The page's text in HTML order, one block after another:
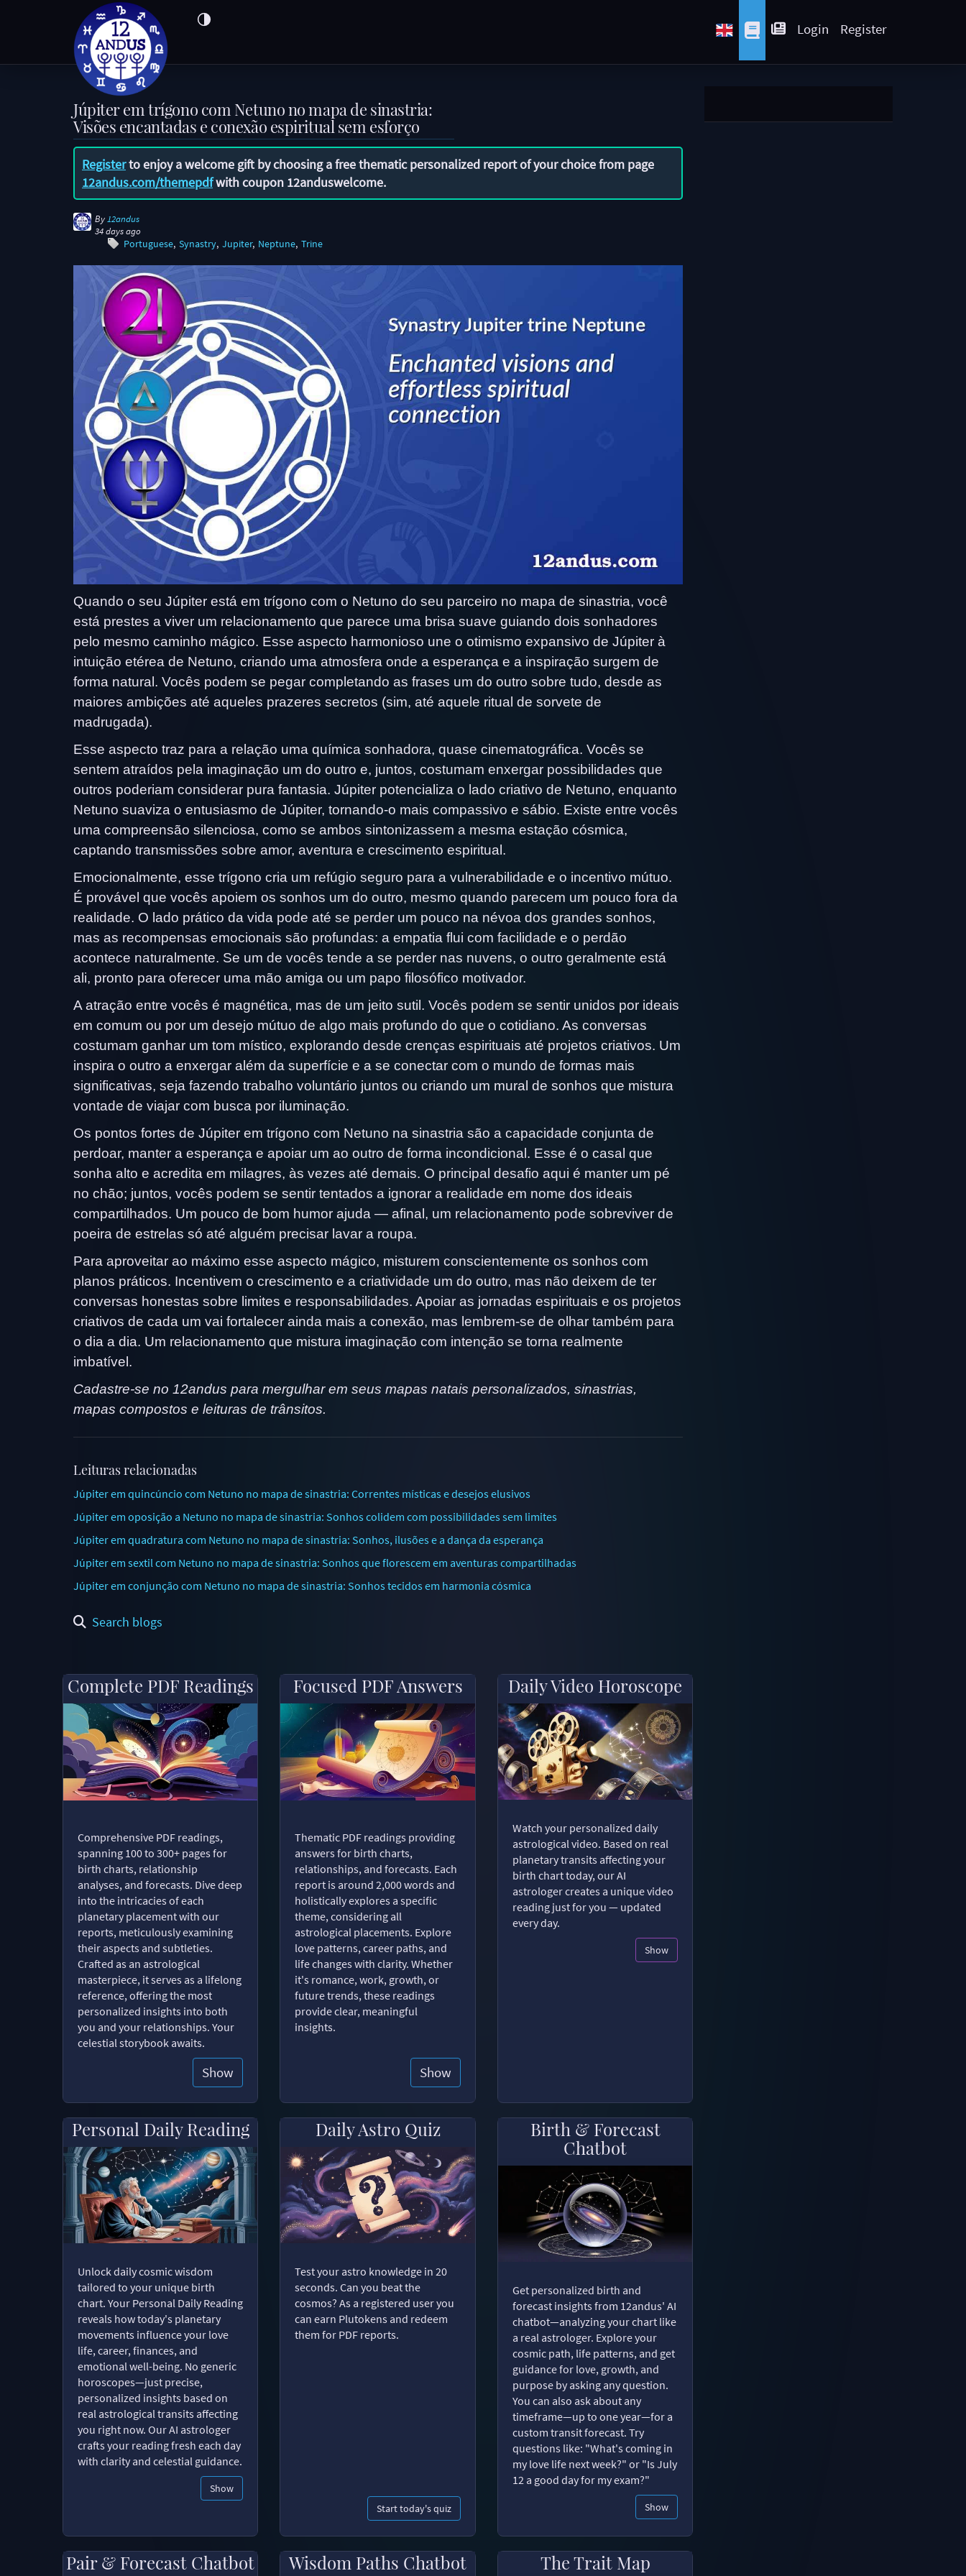
Login Register
Júpiter em trígono com Netuno no mapa de sinastria:
Visões encantadas e conexão espiritual sem esforço
Registerto enjoy a welcome gift by choosing a free thematic personalized report of your choice from page
12andus.com/themepdfwith coupon 12anduswelcome.
By 12andus
34 days ago
Portuguese Synastry Jupiter Neptune Trine
Quando o seu Júpiter está em trígono com o Netuno do seu parceiro no mapa de sinastria, você
está prestes a viver um relacionamento que parece uma brisa suave guiando dois sonhadores
pelo mesmo caminho mágico. Esse aspecto harmonioso une o otimismo expansivo de Júpiter à
intuição etérea de Netuno, criando uma atmosfera onde a esperança e a inspiração surgem de
forma natural. Vocês podem se pegar completando as frases um do outro sobre tudo, desde as
maiores ambições até aqueles prazeres secretos (sim, até aquele ritual de sorvete de
madrugada).
Esse aspecto traz para a relação uma química sonhadora, quase cinematográfica. Vocês se
sentem atraídos pela imaginação um do outro e, juntos, costumam enxergar possibilidades que
outros poderiam considerar pura fantasia. Júpiter potencializa o lado criativo de Netuno, enquanto
Netuno suaviza o entusiasmo de Júpiter, tornando-o mais compassivo e sábio. Existe entre vocês
uma compreensão silenciosa, como se ambos sintonizassem a mesma estação cósmica,
captando transmissões sobre amor, aventura e crescimento espiritual.
Emocionalmente, esse trígono cria um refúgio seguro para a vulnerabilidade e o incentivo mútuo.
É provável que vocês apoiem os sonhos um do outro, mesmo quando parecem um pouco fora da
realidade. O lado prático da vida pode até se perder um pouco na névoa dos grandes sonhos,
mas as recompensas emocionais são profundas: a empatia flui com facilidade e o perdão
acontece naturalmente. Se um de vocês tende a se perder nas nuvens, o outro geralmente está
ali, pronto para oferecer uma mão amiga ou um papo filosófico motivador.
A atração entre vocês é magnética, mas de um jeito sutil. Vocês podem se sentir unidos por ideais
em comum ou por um desejo mútuo de algo mais profundo do que o cotidiano. As conversas
costumam ganhar um tom místico, explorando desde crenças espirituais até projetos criativos. Um
inspira o outro a enxergar além da superfície e a se conectar com o mundo de formas mais
significativas, seja fazendo trabalho voluntário juntos ou criando um mural de sonhos que mistura
vontade de viajar com busca por iluminação.
Os pontos fortes de Júpiter em trígono com Netuno na sinastria são a capacidade conjunta de
perdoar, manter a esperança e apoiar um ao outro de forma incondicional. Esse é o casal que
sonha alto e acredita em milagres, às vezes até demais. O principal desafio aqui é manter um pé
no chão; juntos, vocês podem se sentir tentados a ignorar a realidade em nome dos ideais
compartilhados. Um pouco de bom humor ajuda — afinal, um relacionamento pode sobreviver de
poeira de estrelas só até alguém precisar lavar a roupa.
Para aproveitar ao máximo esse aspecto mágico, misturem conscientemente os sonhos com
planos práticos. Incentivem o crescimento e a criatividade um do outro, mas não deixem de ter
conversas honestas sobre limites e responsabilidades. Apoiar as jornadas espirituais e os projetos
criativos de cada um vai fortalecer ainda mais a conexão, mas lembrem-se de olhar também para
o dia a dia. Um relacionamento que mistura imaginação com intenção se torna realmente
imbatível.
Cadastre-se no 12andus para mergulhar em seus mapas natais personalizados, sinastrias,
mapas compostos e leituras de trânsitos.
Leituras relacionadas
Júpiter em quincúncio com Netuno no mapa de sinastria: Correntes místicas e desejos elusivos
Júpiter em oposição a Netuno no mapa de sinastria: Sonhos colidem com possibilidades sem limites
Júpiter em quadratura com Netuno no mapa de sinastria: Sonhos, ilusões e a dança da esperança
Júpiter em sextil com Netuno no mapa de sinastria: Sonhos que florescem em aventuras compartilhadas
Júpiter em conjunção com Netuno no mapa de sinastria: Sonhos tecidos em harmonia cósmica
Search blogs
Complete PDF Readings
Comprehensive PDF readings,
spanning 100 to 300+ pages for
birth charts, relationship
analyses, and forecasts. Dive deep
into the intricacies of each
planetary placement with our
reports, meticulously examining
their aspects and subtleties.
Crafted as an astrological
masterpiece, it serves as a lifelong
reference, offering the most
personalized insights into both
you and your relationships. Your
celestial storybook awaits.
Show
Focused PDF Answers
Thematic PDF readings providing
answers for birth charts,
relationships, and forecasts. Each
report is around 2,000 words and
holistically explores a specific
theme, considering all
astrological placements. Explore
love patterns, career paths, and
life changes with clarity. Whether
it's romance, work, growth, or
future trends, these readings
provide clear, meaningful
insights.
Show
Daily Video Horoscope
Watch your personalized daily
astrological video. Based on real
planetary transits affecting your
birth chart today, our AI
astrologer creates a unique video
reading just for you — updated
every day.
Show
Personal Daily Reading
Unlock daily cosmic wisdom
tailored to your unique birth
chart. Your Personal Daily Reading
reveals how today's planetary
movements influence your love
life, career, finances, and
emotional well-being. No generic
horoscopes—just precise,
personalized insights based on
real astrological transits affecting
you right now. Our AI astrologer
crafts your reading fresh each day
with clarity and celestial guidance.
Show
Daily Astro Quiz
Test your astro knowledge in 20
seconds. Can you beat the
cosmos? As a registered user you
can earn Plutokens and redeem
them for PDF reports.
Start today's quiz
Birth & Forecast
Chatbot
Get personalized birth and
forecast insights from 12andus' AI
chatbot—analyzing your chart like
a real astrologer. Explore your
cosmic path, life patterns, and get
guidance for love, growth, and
purpose by asking any question.
You can also ask about any
timeframe—up to one year—for a
custom transit forecast. Try
questions like: "What's coming in
my love life next week?" or "Is July
12 a good day for my exam?"
Show
Pair & Forecast Chatbot Wisdom Paths Chatbot The Trait Map